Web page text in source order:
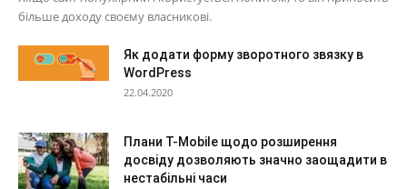
більше доходу своєму власникові.
Як додати форму зворотного звязку в
WordPress
22.04.2020
Плани T-Mobile щодо розширення
досвіду дозволяють значно заощадити в
нестабільні часи